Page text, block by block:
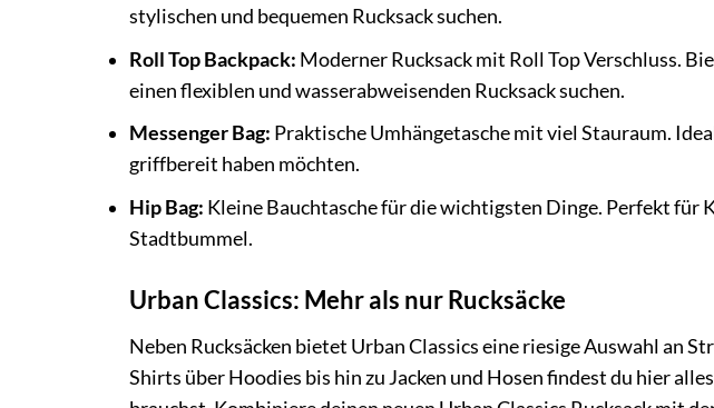
stylischen und bequemen Rucksack suchen.
Roll Top Backpack: Moderner Rucksack mit Roll Top Verschluss.
einen flexiblen und wasserabweisenden Rucksack suchen.
Messenger Bag: Praktische Umhängetasche mit viel Stauraum.
griffbereit haben möchten.
Hip Bag: Kleine Bauchtasche für die wichtigsten Dinge. Perfekt für
Stadtbummel.
Urban Classics: Mehr als nur Rucksäcke
Neben Rucksäcken bietet Urban Classics eine riesige Auswahl an
Shirts über Hoodies bis hin zu Jacken und Hosen findest du hier